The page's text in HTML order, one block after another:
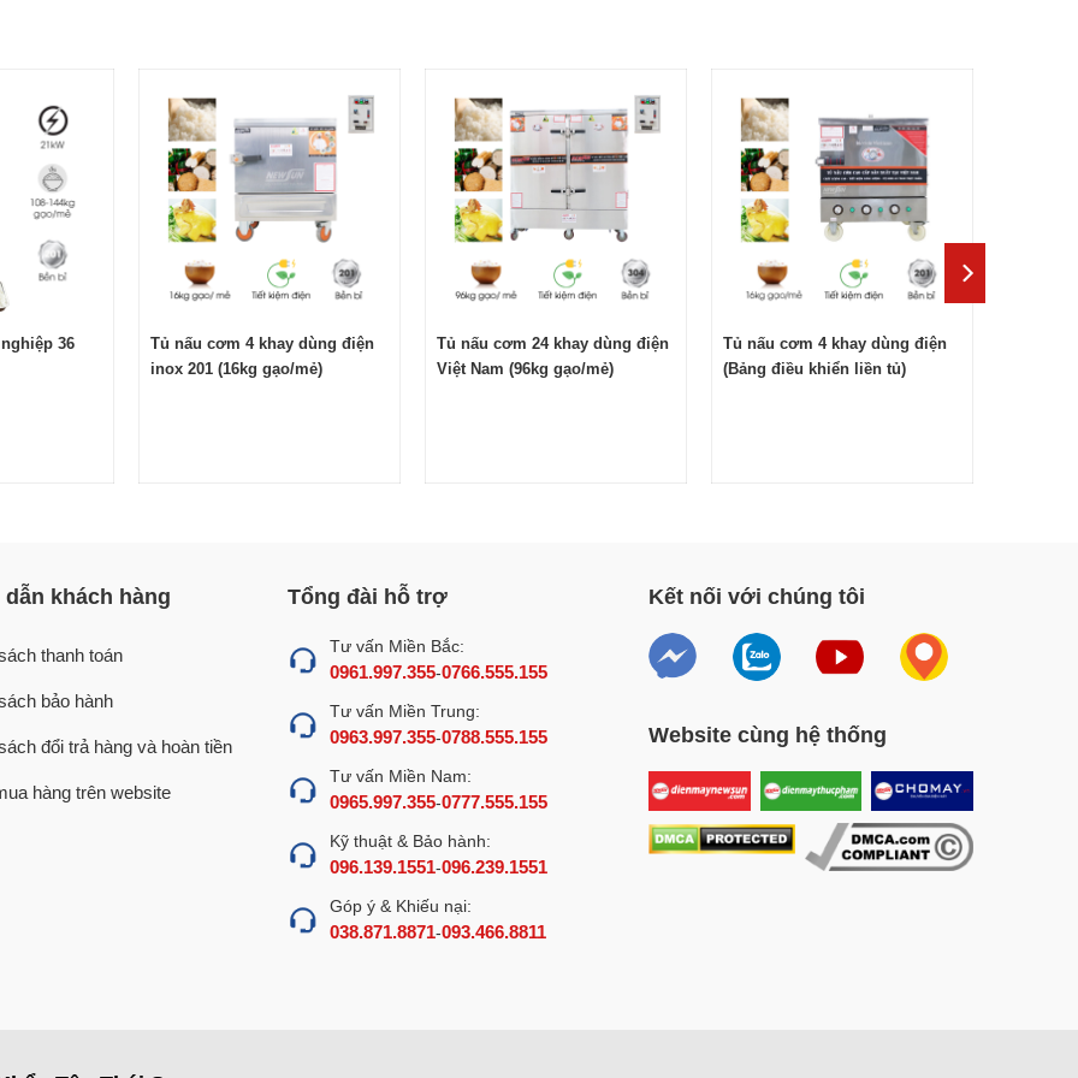
nhỏ nhất
đồng đều? Tốn nhiều thời gian, công sức mà chỉ có thể nấu
không đảm bảo an toàn vệ sinh thực phẩm?
thì đã đến lúc sắm ngay một chiếc tủ nấu cơm đa năng cho
khay dùng điện Việt Nam, các bạn sẽ nhận được những lợi
giữ trọn dưỡng chất.
tác.
loại bánh,.. với các mức năng suất:
36
Tủ nấu cơm 4 khay dùng điện
inox 201 (16kg gạo/mẻ)
Tủ nấu cơm 24 khay dùng điện
Việt Nam (96kg gạo/mẻ)
Tủ nấu cơm 4 khay dùng điện
(Bảng điều khiển liền tủ)
khách hàng
thanh toán
bảo hành
đổi trả hàng và hoàn tiền
hàng trên website
Tổng đài hỗ trợ
Tư vấn Miền Bắc:
0961.997.355-0766.555.155
Tư vấn Miền Trung:
0963.997.355-0788.555.155
Tư vấn Miền Nam:
0965.997.355-0777.555.155
Kỹ thuật & Bảo hành:
096.139.1551-096.239.1551
Góp ý & Khiếu nại:
038.871.8871-093.466.8811
Kết nối với chúng tôi
Website cùng hệ thống